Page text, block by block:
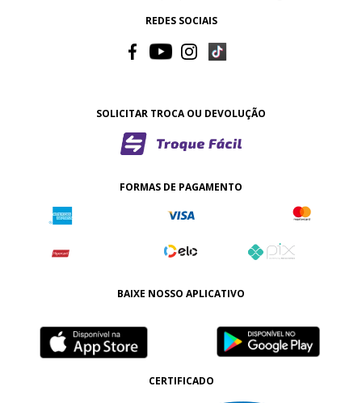
REDES SOCIAIS
SOLICITAR TROCA OU DEVOLUÇÃO
FORMAS DE PAGAMENTO
BAIXE NOSSO APLICATIVO
CERTIFICADO